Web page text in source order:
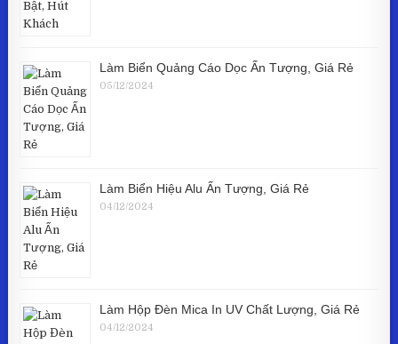
Làm Biển Quảng Cáo Dọc Ấn Tượng, Giá Rẻ
05/12/2024
Làm Biển Hiệu Alu Ấn Tượng, Giá Rẻ
04/12/2024
Làm Hộp Đèn Mica In UV Chất Lượng, Giá Rẻ
04/12/2024